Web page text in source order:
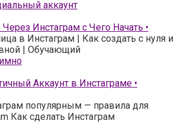
Инстаграм с Чего Начать •
в Инстаграм | Как создать с нуля и
| Обучающий
Аккаунт в Инстаграме •
популярным — правила для
Как сделать Инстаграм